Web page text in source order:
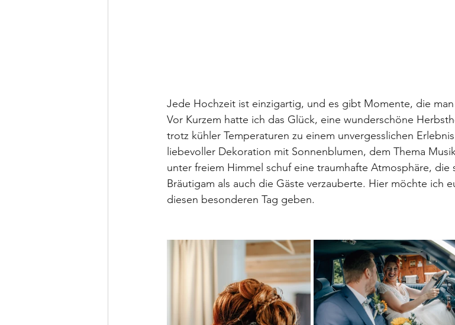
Jede Hochzeit ist einzigartig, und es gibt Momente, die
Vor Kurzem hatte ich das Glück, eine wunderschöne
trotz kühler Temperaturen zu einem unvergesslichen
liebevoller Dekoration mit Sonnenblumen, dem Thema
unter freiem Himmel schuf eine traumhafte Atmosphäre, die
Bräutigam als auch die Gäste verzauberte. Hier möchte ich
diesen besonderen Tag geben.